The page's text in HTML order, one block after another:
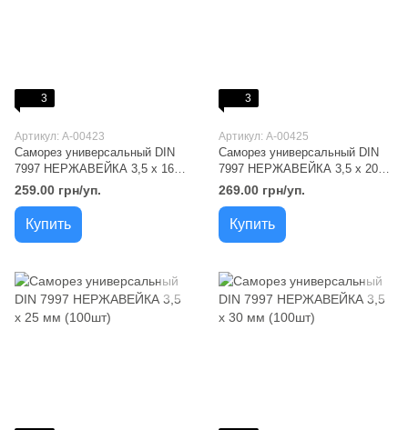
3
Артикул: A-00423
Саморез универсальный DIN
7997 НЕРЖАВЕЙКА 3,5 х 16
мм (200шт)
259.00 грн/уп.
Купить
3
Артикул: A-00425
Саморез универсальный DIN
7997 НЕРЖАВЕЙКА 3,5 х 20
мм (200шт)
269.00 грн/уп.
Купить